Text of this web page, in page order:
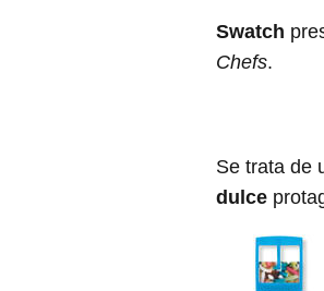
Swatch
Chefs.
Se trata de
dulce